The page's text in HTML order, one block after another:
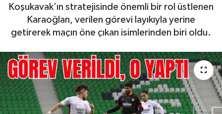
Koşukavak’ın stratejisinde önemli bir rol üstlenen
Karaoğlan, verilen görevi layıkıyla yerine
getirerek maçın öne çıkan isimlerinden biri oldu.